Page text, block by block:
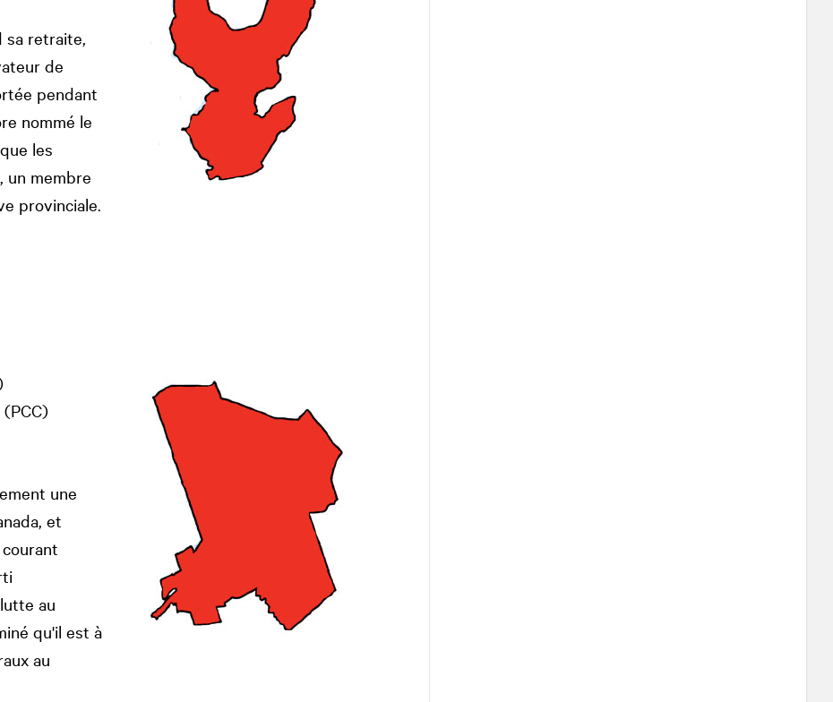
sa retraite,
de
pendant
nommé le
les
un membre
provinciale.
une
et
au
qu'il est à
au